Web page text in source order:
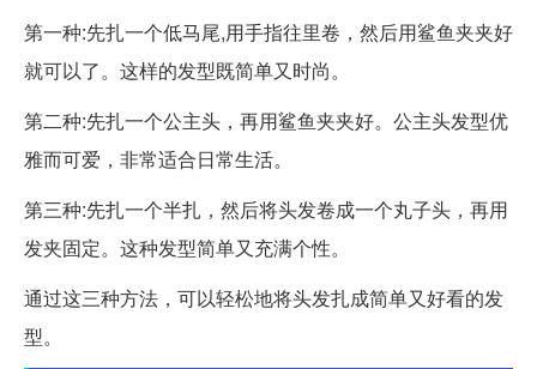
第一种:先扎一个低马尾,用手指往里卷，然后用鲨鱼夹夹好
就可以了。这样的发型既简单又时尚。
第二种:先扎一个公主头，再用鲨鱼夹夹好。公主头发型优
雅而可爱，非常适合日常生活。
第三种:先扎一个半扎，然后将头发卷成一个丸子头，再用
发夹固定。这种发型简单又充满个性。
通过这三种方法，可以轻松地将头发扎成简单又好看的发
型。